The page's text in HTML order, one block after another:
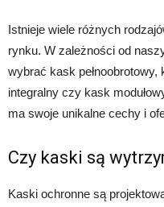
Istnieje wiele różnych
rynku. W zależności od
wybrać kask
integralny czy kask
ma swoje unikalne cechy i
Czy kaski są
Kaski ochronne są